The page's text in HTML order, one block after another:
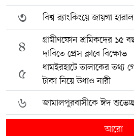
৩ বিশ্ব র‍্যাংকিংয়ে জায়গা
৪
গ্রামীণফোন শ্রমিকদের ১৫
দাবিতে প্রেস ক্লাবে বিক্ষোভ
৫
ধামইরহাটে তালাকের তথ্য
টাকা নিয়ে উধাও নারী
৬ জামালপুরবাসীকে ঈদ
আরো